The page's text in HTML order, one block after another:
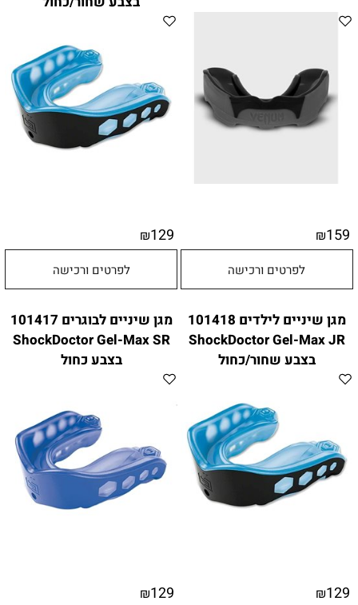
₪159
לפרטים ורכישה
₪129
לפרטים ורכישה
מגן שיניים לילדים 101418
ShockDoctor Gel-Max JR
בצבע שחור/כחול
₪129
מגן שיניים לבוגרים 101417
ShockDoctor Gel-Max SR
בצבע כחול
₪129